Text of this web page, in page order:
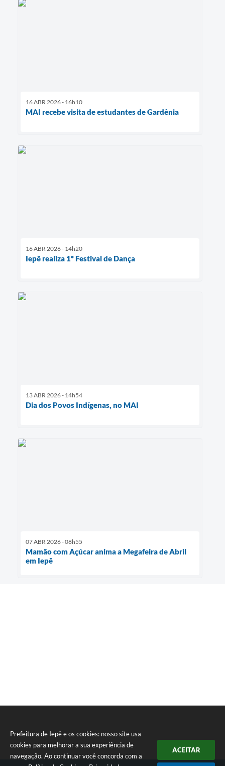
Prefeitura de Iepê e os cookies: nosso site usa
cookies para melhorar a sua experiência de
navegação. Ao continuar você concorda com a
ACEITAR
16 ABR 2026 - 16h10
MAI recebe visita de estudantes de Gardênia
16 ABR 2026 - 14h20
Iepê realiza 1º Festival de Dança
13 ABR 2026 - 14h54
Dia dos Povos Indígenas, no MAI
07 ABR 2026 - 08h55
Mamão com Açúcar anima a Megafeira de Abril
em Iepê